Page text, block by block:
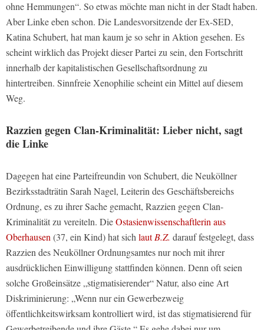
ohne Hemmungen“. So etwas möchte man nicht in der Stadt haben.
Aber Linke eben schon. Die Landesvorsitzende der Ex-SED,
Katina Schubert, hat man kaum je so sehr in Aktion gesehen. Es
scheint wirklich das Projekt dieser Partei zu sein, den Fortschritt
innerhalb der kapitalistischen Gesellschaftsordnung zu
hintertreiben. Sinnfreie Xenophilie scheint ein Mittel auf diesem
Weg.
Razzien gegen Clan-Kriminalität: Lieber nicht, sagt
die Linke
Dagegen hat eine Parteifreundin von Schubert, die Neuköllner
Bezirksstadträtin Sarah Nagel, Leiterin des Geschäftsbereichs
Ordnung, es zu ihrer Sache gemacht, Razzien gegen Clan-
Kriminalität zu vereiteln. DieOstasienwissenschaftlerin aus
Oberhausen (37, ein Kind) hat sich lautB.Z. darauf festgelegt, dass
Razzien des Neuköllner Ordnungsamtes nur noch mit ihrer
ausdrücklichen Einwilligung stattfinden können. Denn oft seien
solche Großeinsätze „stigmatisierender“ Natur, also eine Art
Diskriminierung: „Wenn nur ein Gewerbezweig
öffentlichkeitswirksam kontrolliert wird, ist das stigmatisierend für